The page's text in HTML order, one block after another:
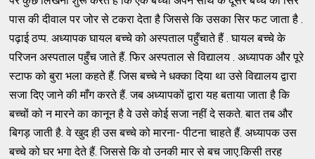
पास की दीवाल पर जोर से टकरा देता है जिससे कि उसका सिर फट जाता है .
पढ़ाई ठप्प. अध्यापक घायल बच्चे को अस्पताल पहुँचाते हैं . घायल बच्चे के
परिजन अस्पताल पहुँच जाते हैं. फिर अस्पताल से विद्यालय . अध्यापक और पूरे
स्टाफ को बुरा भला कहते हैं. जिस बच्चे ने धक्का दिया था उसे विद्यालय द्वारा
सजा दिए जाने की माँग करते हैं. जब अध्यापकों द्वारा यह बताया जाता है कि
बच्चों को न मारने का कानून है वे उसे कोई सजा नहीं दे सकते. बात तब और
बिगड़ जाती है. वे खुद ही उस बच्चे को मारना- पीटना चाहते हैं. अध्यापक उस
बच्चे को घर भगा देते हैं. जिससे कि वो उनकी मार से बच जाए.किसी तरह